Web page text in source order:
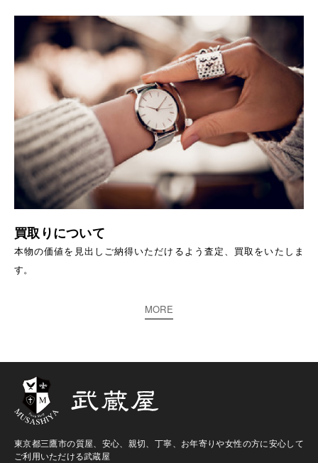
買取りについて
本物の価値を見出しご納得いただけるよう査定、買取をいたしま
す。
MORE
東京都三鷹市の質屋、安心、親切、丁寧、お年寄りや女性の方に安心して
ご利用いただける武蔵屋